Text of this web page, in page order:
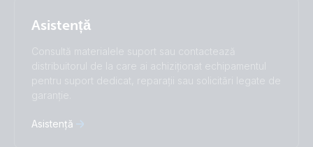
Türkçe
中國人
Asistență
Consultă materialele suport sau contactează
distribuitorul de la care ai achiziționat echipamentul
pentru suport dedicat, reparații sau solicitări legate de
garanție.
Asistență